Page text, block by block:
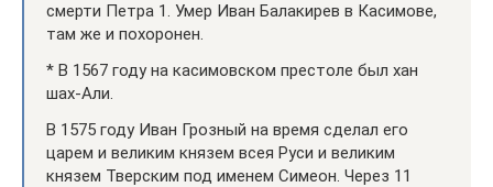
смерти Петра 1. Умер Иван Балакирев в Касимове,
там же и похоронен.
* В 1567 году на касимовском престоле был хан
шах-Али.
В 1575 году Иван Грозный на время сделал его
царем и великим князем всея Руси и великим
князем Тверским под именем Симеон. Через 11